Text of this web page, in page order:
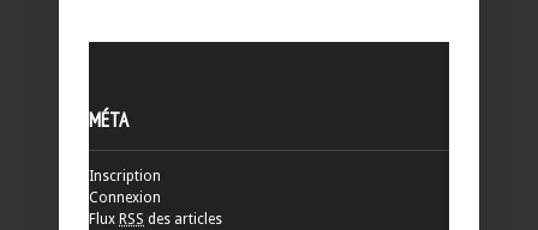
MÉTA
Inscription
Connexion
Flux RSS des articles